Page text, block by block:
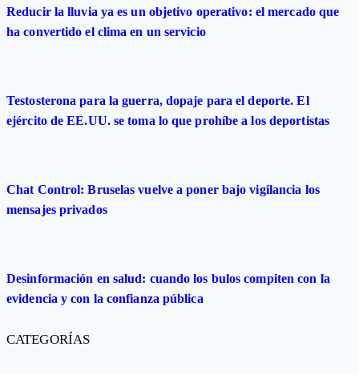
Reducir la lluvia ya es un objetivo operativo: el mercado que
ha convertido el clima en un servicio
Testosterona para la guerra, dopaje para el deporte. El
ejército de EE.UU. se toma lo que prohíbe a los deportistas
Chat Control: Bruselas vuelve a poner bajo vigilancia los
mensajes privados
Desinformación en salud: cuando los bulos compiten con la
evidencia y con la confianza pública
CATEGORÍAS